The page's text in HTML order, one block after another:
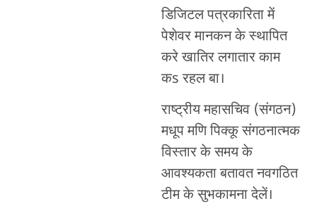
डिजिटल पत्रकारिता में
पेशेवर मानकन के स्थापित
करे खातिर लगातार काम
कs रहल बा।
राष्ट्रीय महासचिव (संगठन)
मधूप मणि पिक्कू संगठनात्मक
विस्तार के समय के
आवश्यकता बतावत नवगठित
टीम के सुभकामना देलें।